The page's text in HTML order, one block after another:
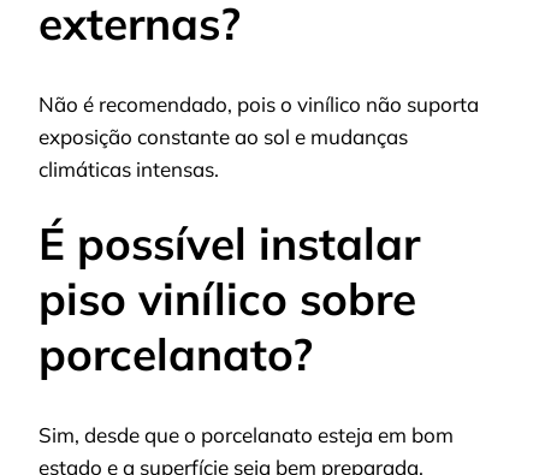
externas?
Não é recomendado, pois o vinílico não suporta
exposição constante ao sol e mudanças
climáticas intensas.
É possível instalar
piso vinílico sobre
porcelanato?
Sim, desde que o porcelanato esteja em bom
estado e a superfície seja bem preparada.